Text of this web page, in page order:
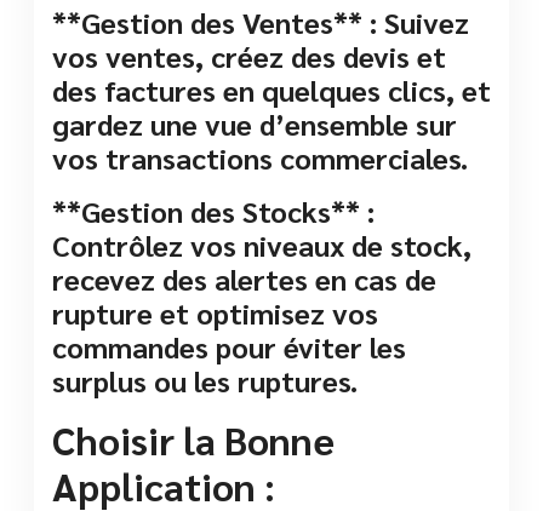
**Gestion des Ventes** : Suivez
vos ventes, créez des devis et
des factures en quelques clics, et
gardez une vue d’ensemble sur
vos transactions commerciales.
**Gestion des Stocks** :
Contrôlez vos niveaux de stock,
recevez des alertes en cas de
rupture et optimisez vos
commandes pour éviter les
surplus ou les ruptures.
Choisir la Bonne
Application :